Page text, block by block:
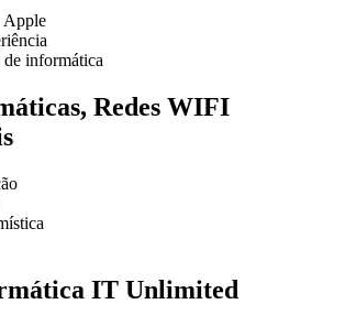
Apple
de informática
Redes WIFI
IT Unlimited